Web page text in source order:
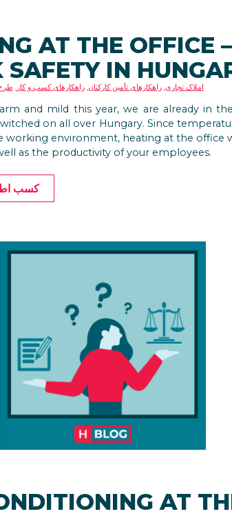
AT THE OFFICE
SAFETY IN
املاک تجاری,راهکارهای تأمین کارکنان,راهکارهای کسب و کار,
and mild this year, we are already in
on all over Hungary. Since
working environment, heating at the office
as the productivity of your employees.
کسب
AT